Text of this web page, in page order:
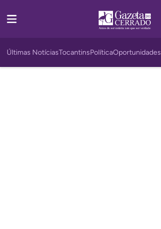
Últimas NotíciasTocantinsPolíticaOportunidades